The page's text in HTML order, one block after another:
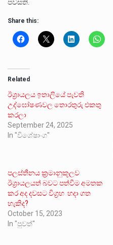
පවසති.
Share this:
Related
ඊශ්‍රායලය ඉතාලියේ පැවති
උද්ඝෝෂණවල තොරතුරු එකතු
කරලා
September 24, 2025
In "විශේෂාංග"
පලස්තීනය ක්‍රමානුකූලව
ඊශ්‍රායලයත් බවට පත්වීම අමතක
කර අද දවසට විග්‍රහ හදා ගත
හැකිද?
October 15, 2023
In "පුවත්"